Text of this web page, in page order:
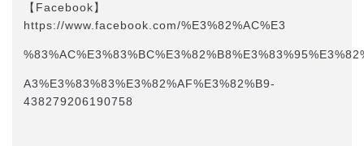
【Facebook】
https://www.facebook.com/%E3%82%AC%E3
A3%E3%83%83%E3%82%AF%E3%82%B9-
438279206190758